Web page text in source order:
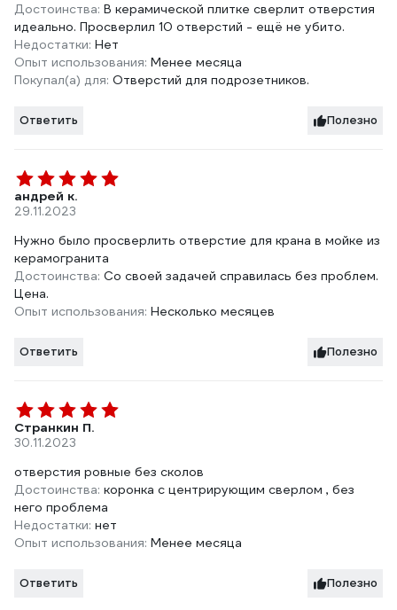
Достоинства: В керамической плитке сверлит отверстия
идеально. Просверлил 10 отверстий - ещё не убито.
Недостатки: Нет
Опыт использования: Менее месяца
Покупал(а) для: Отверстий для подрозетников.
Ответить Полезно
андрей к.
29.11.2023
Нужно было просверлить отверстие для крана в мойке из
керамогранита
Достоинства: Со своей задачей справилась без проблем.
Цена.
Опыт использования: Несколько месяцев
Ответить Полезно
Странкин П.
30.11.2023
отверстия ровные без сколов
Достоинства: коронка с центрирующим сверлом , без
него проблема
Недостатки: нет
Опыт использования: Менее месяца
Ответить Полезно